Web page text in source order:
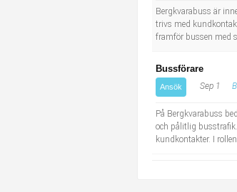
Naturvetenskapligt arbete
Lärare i fritidshem/Fritidspedagog
Läkarsekreterare/Vårdadmin/
Bergkvarabuss är
trivs med
framför bussen med
Bussförare
Ansök Sep 1
På Bergkvarabuss
och pålitlig
kundkontakter. I